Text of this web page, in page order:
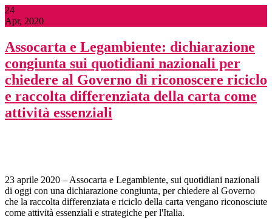
24
Apr, 2020
Assocarta e Legambiente: dichiarazione
congiunta sui quotidiani nazionali per
chiedere al Governo di riconoscere riciclo
e raccolta differenziata della carta come
attività essenziali
23 aprile 2020 – Assocarta e Legambiente, sui quotidiani nazionali
di oggi con una dichiarazione congiunta, per chiedere al Governo
che la raccolta differenziata e riciclo della carta vengano riconosciute
come attività essenziali e strategiche per l'Italia.